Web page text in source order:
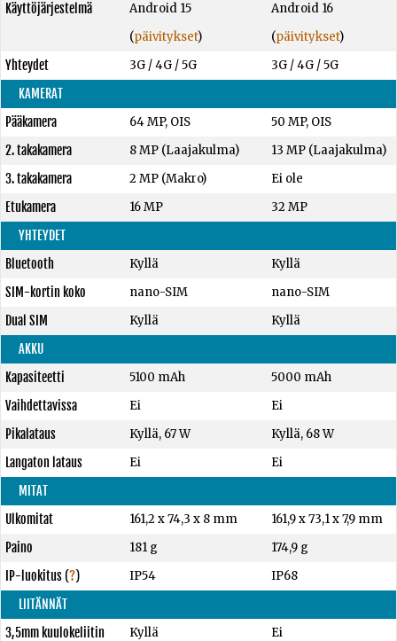
Käyttöjärjestelmä
Android 15
(päivitykset)
Android 16
(päivitykset)
Yhteydet
3G / 4G / 5G
3G / 4G / 5G
KAMERAT
Pääkamera
64 MP, OIS
50 MP, OIS
2. takakamera
8 MP (Laajakulma)
13 MP (Laajakulma)
3. takakamera
2 MP (Makro)
Ei ole
Etukamera
16 MP
32 MP
YHTEYDET
Bluetooth
Kyllä
Kyllä
SIM-kortin koko
nano-SIM
nano-SIM
Dual SIM
Kyllä
Kyllä
AKKU
Kapasiteetti
5100 mAh
5000 mAh
Vaihdettavissa
Ei
Ei
Pikalataus
Kyllä, 67 W
Kyllä, 68 W
Langaton lataus
Ei
Ei
MITAT
Ulkomitat
161,2 x 74,3 x 8 mm
161,9 x 73,1 x 7,9 mm
Paino
181 g
174,9 g
IP-luokitus(?) IP54
IP68
LIITÄNNÄT
3,5mm kuulokeliitin
Kyllä
Ei